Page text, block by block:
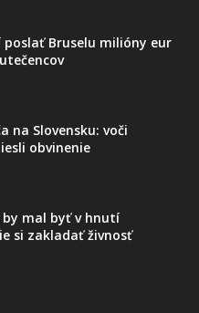
poslať Bruselu milióny eur
na Slovensku: voči
obvinenie
by mal byť v hnutí
si zakladať živnosť